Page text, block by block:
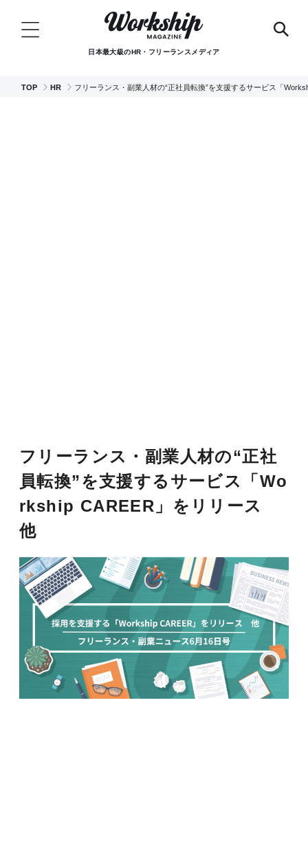
日本最大級のHR・フリーランスメディア
TOP HR フリーランス・副業人材の“正社員転換”を支援するサービス「
フリーランス・副業人材の“正社
員転換”を支援するサービス「Wo
rkship CAREER」をリリース
他